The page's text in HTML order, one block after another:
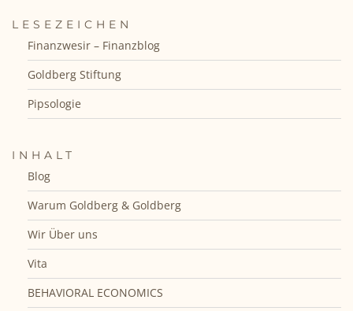
LESEZEICHEN
Finanzwesir – Finanzblog
Goldberg Stiftung
Pipsologie
INHALT
Blog
Warum Goldberg & Goldberg
Wir Über uns
Vita
BEHAVIORAL ECONOMICS